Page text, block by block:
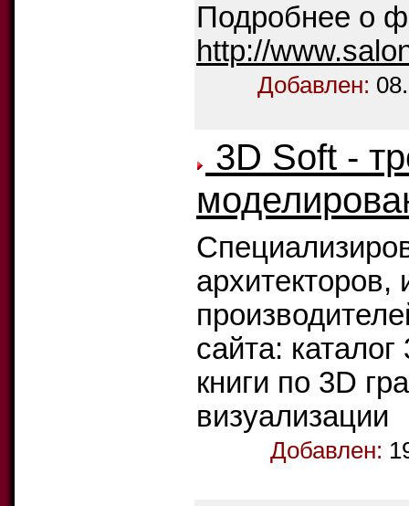
Подробнее о
http://
Добавлен:
3D Soft -
архитекторов,
сайта:
книги по 3D
визуализации
Добавлен: